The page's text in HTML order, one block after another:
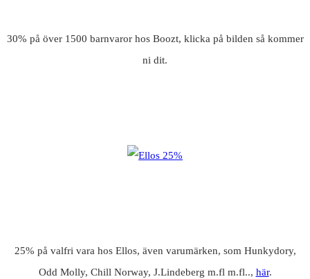
30% på över 1500 barnvaror hos Boozt, klicka på bilden så kommer
ni dit.
25% på valfri vara hos Ellos, även varumärken, som Hunkydory,
Odd Molly, Chill Norway, J.Lindeberg m.fl m.fl.., här.